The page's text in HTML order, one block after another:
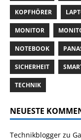
KOPFHÖRER
MONITOR
NOTEBOOK
SICHERHEIT
TECHNIK
NEUESTE
Technikblogger zu